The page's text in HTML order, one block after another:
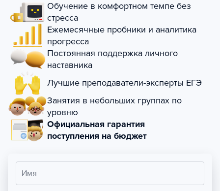
Обучение в комфортном темпе без
стресса
Ежемесячные пробники и аналитика
прогресса
Постоянная поддержка личного
наставника
Лучшие преподаватели-эксперты ЕГЭ
Занятия в небольших группах по
уровню
Официальная гарантия
поступления на бюджет
Имя